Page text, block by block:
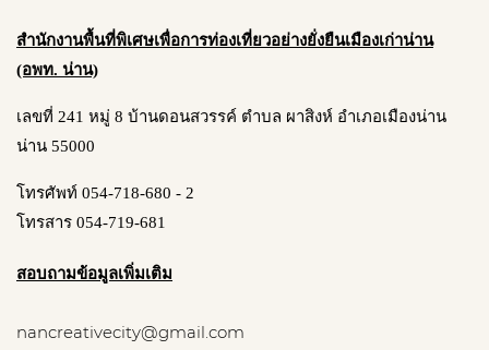
สำนักงานพื้นที่พิเศษเพื่อการท่องเที่ยวอย่างยั่งยืนเมืองเก่าน่าน
(อพท. น่าน)
เลขที่ 241 หมู่ 8 บ้านดอนสวรรค์ ตำบล ผาสิงห์ อำเภอเมืองน่าน
น่าน 55000
โทรศัพท์ 054-718-680 - 2
โทรสาร 054-719-681
สอบถามข้อมูลเพิ่มเติม
nancreativecity@gmail.com